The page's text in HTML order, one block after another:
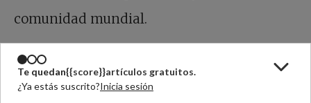
Te quedan{{score}}artículos gratuitos.
¿Ya estás suscrito?Inicia sesión
comunidad mundial.
Peaceful Tomorrows cree, junto con Martin
Luther King Jr., que “las guerras son